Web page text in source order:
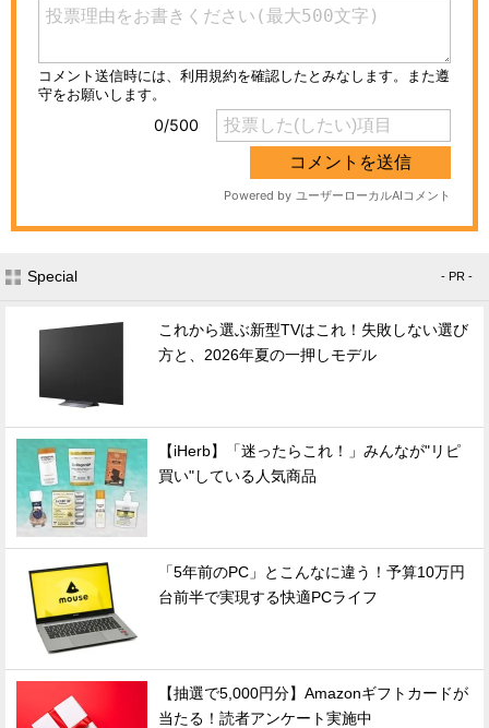
Special - PR -
これから選ぶ新型TVはこれ！失敗しない選び
方と、2026年夏の一押しモデル
【iHerb】「迷ったらこれ！」みんなが"リピ
買い"している人気商品
「5年前のPC」とこんなに違う！予算10万円
台前半で実現する快適PCライフ
【抽選で5,000円分】Amazonギフトカードが
当たる！読者アンケート実施中